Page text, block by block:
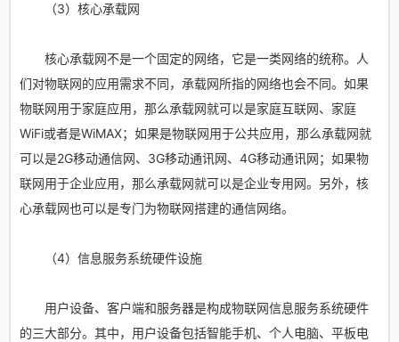
（3）核心承载网
核心承载网不是一个固定的网络，它是一类网络的统称。人
们对物联网的应用需求不同，承载网所指的网络也会不同。如果
物联网用于家庭应用，那么承载网就可以是家庭互联网、家庭
WiFi或者是WiMAX；如果是物联网用于公共应用，那么承载网就
可以是2G移动通信网、3G移动通讯网、4G移动通讯网；如果物
联网用于企业应用，那么承载网就可以是企业专用网。另外，核
心承载网也可以是专门为物联网搭建的通信网络。
（4）信息服务系统硬件设施
用户设备、客户端和服务器是构成物联网信息服务系统硬件
的三大部分。其中，用户设备包括智能手机、个人电脑、平板电